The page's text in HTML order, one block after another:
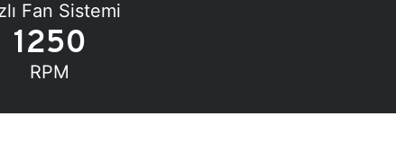
Fan Sistemi
1250
RPM